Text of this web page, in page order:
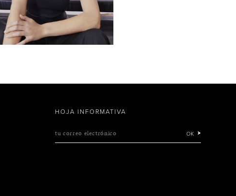
HOJA INFORMATIVA
tu correo electrónico OK